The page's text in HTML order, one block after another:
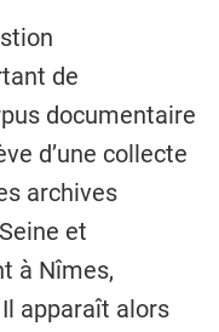
de
documentaire
d’une collecte
archives
et
à Nîmes,
apparaît alors